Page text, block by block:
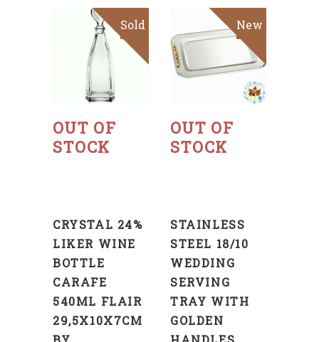
OUT OF
STOCK
Sold
Read
CRYSTAL 24%
LIKER WINE
BOTTLE
CARAFE
540ML FLAIR
29,5X10X7CM
Sale
OUT OF
STOCK
Sold
New
STAINLESS
STEEL 18/10
WEDDING
SERVING
TRAY WITH
GOLDEN